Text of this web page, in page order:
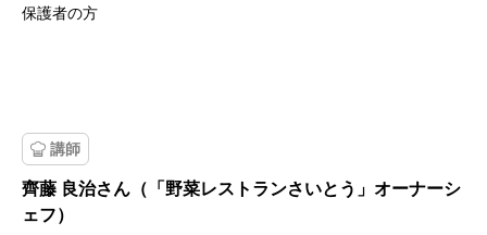
保護者の方
講師
齊藤 良治さん（「野菜レストランさいとう」オーナーシ
ェフ）